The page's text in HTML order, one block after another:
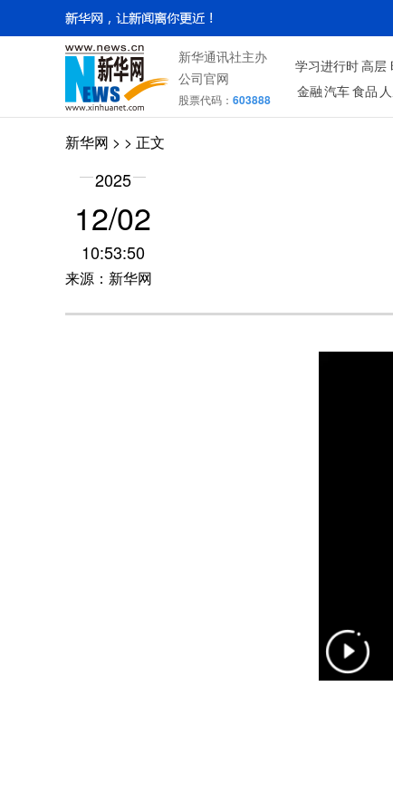
新华通讯社主办
公司官网
股票代码： 603888
学习进行时高层
金融汽车食品
新华网 > > 正文
2025
12/02
10:53:50
来源：新华网